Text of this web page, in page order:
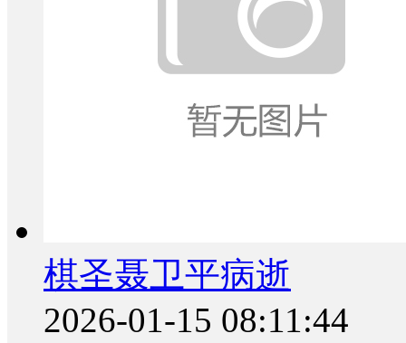
棋圣聂卫平病逝
2026-01-15 08:11:44